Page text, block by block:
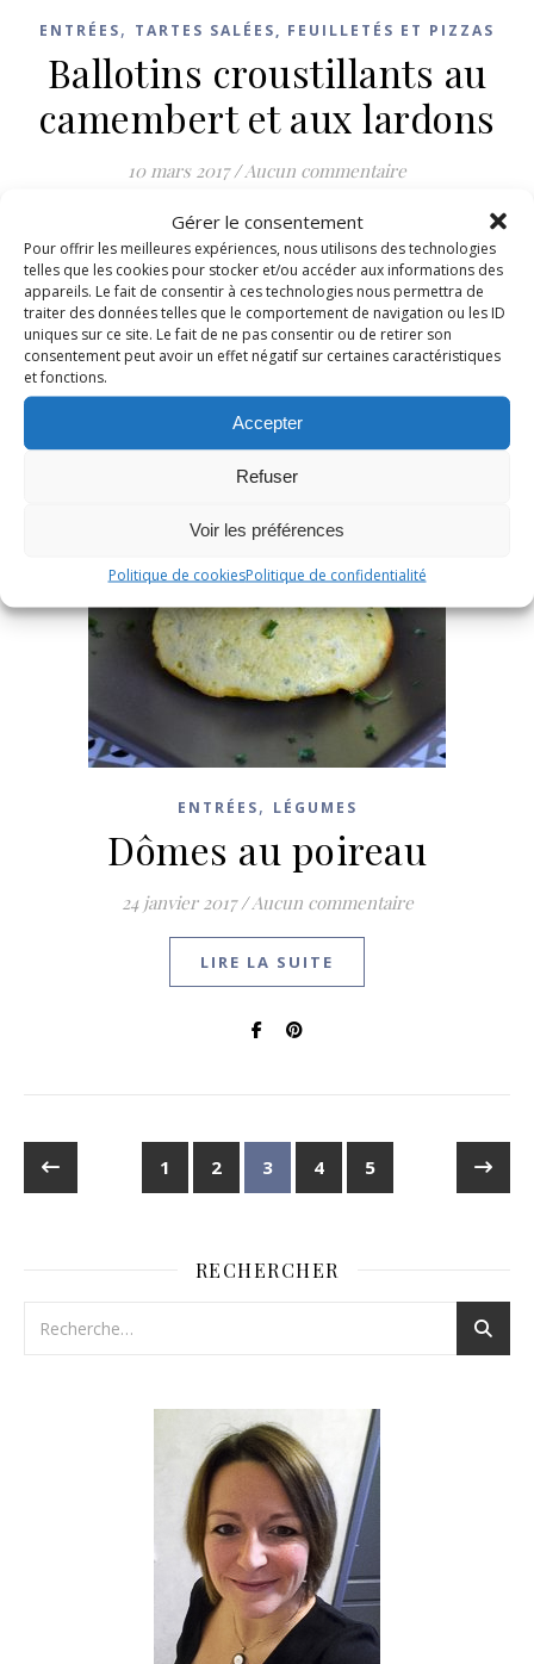
Gérer le consentement
Pour offrir les meilleures expériences, nous utilisons des technologies
telles que les cookies pour stocker et/ou accéder aux informations des
appareils. Le fait de consentir à ces technologies nous permettra de
traiter des données telles que le comportement de navigation ou les ID
uniques sur ce site. Le fait de ne pas consentir ou de retirer son
consentement peut avoir un effet négatif sur certaines caractéristiques
et fonctions.
Accepter
Refuser
Voir les préférences
Politique de cookiesPolitique de confidentialité
ENTRÉES, TARTES SALÉES, FEUILLETÉS ET PIZZAS
Ballotins croustillants au
camembert et aux lardons
10 mars 2017 / Aucun commentaire
LIRE LA SUITE
ENTRÉES, LÉGUMES
Dômes au poireau
24 janvier 2017 / Aucun commentaire
LIRE LA SUITE
1 2 3 4 5
RECHERCHER